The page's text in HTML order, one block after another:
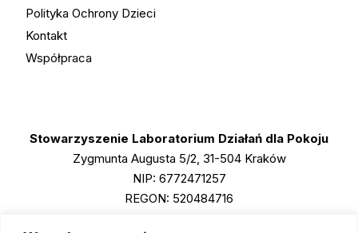
Polityka Ochrony Dzieci
Kontakt
Współpraca
Stowarzyszenie Laboratorium Działań dla Pokoju
Zygmunta Augusta 5/2, 31-504 Kraków
NIP: 6772471257
REGON: 520484716